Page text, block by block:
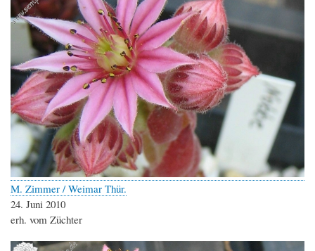
M. Zimmer / Weimar Thür.
24. Juni 2010
erh. vom Züchter